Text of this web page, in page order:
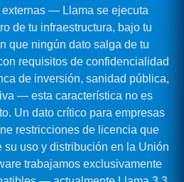
externas — Llama se ejecuta
de tu infraestructura, bajo tu
que ningún dato salga de tu
requisitos de confidencialidad
de inversión, sanidad pública,
— esta característica no es
Un dato crítico para empresas
restricciones de licencia que
su uso y distribución en la Unión
trabajamos exclusivamente